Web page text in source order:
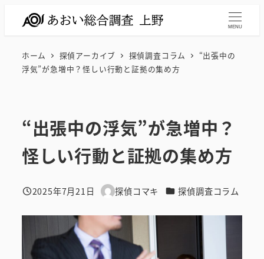
MENU
ホーム 探偵アーカイブ 探偵調査コラム
“出張中の
浮気”が急増中？怪しい行動と証拠の集め方
“出張中の浮気”が急増中？
怪しい行動と証拠の集め方
投稿日
2025年7月21日
著
探偵コマキ カテゴリー
探偵調査コラム